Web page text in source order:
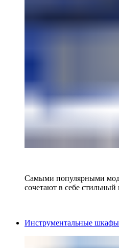
Самыми популярными
сочетают в себе
Инструментальные